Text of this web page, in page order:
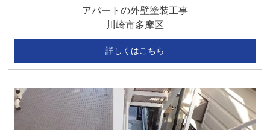
アパートの外壁塗装工事
川崎市多摩区
詳しくはこちら